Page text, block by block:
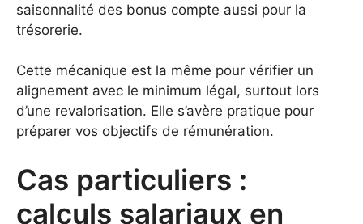
saisonnalité des bonus compte aussi pour la
trésorerie.
Cette mécanique est la même pour vérifier un
alignement avec le minimum légal, surtout lors
d’une revalorisation. Elle s’avère pratique pour
préparer vos objectifs de rémunération.
Cas particuliers :
calculs salariaux en